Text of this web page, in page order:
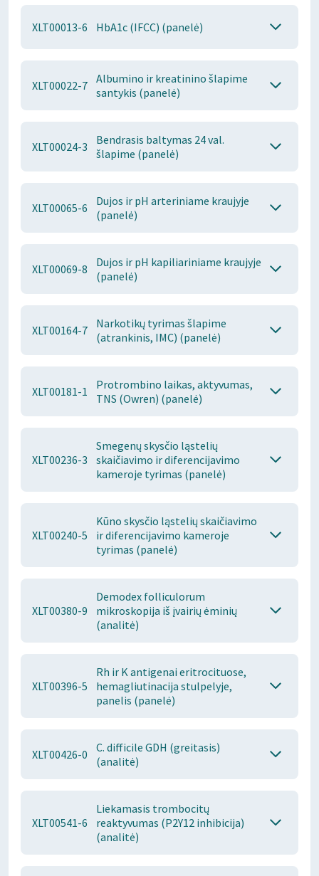
XLT00013-6 HbA1c (IFCC) (panelė)
XLT00022-7 Albumino ir kreatinino šlapime
santykis (panelė)
XLT00024-3
Bendrasis baltymas 24 val.
šlapime (panelė)
XLT00065-6
Dujos ir pH arteriniame kraujyje
(panelė)
XLT00069-8
Dujos ir pH kapiliariniame kraujyje
(panelė)
XLT00164-7
Narkotikų tyrimas šlapime
(atrankinis, IMC) (panelė)
XLT00181-1
Protrombino laikas, aktyvumas,
TNS (Owren) (panelė)
XLT00236-3
Smegenų skysčio ląstelių
skaičiavimo ir diferencijavimo
kameroje tyrimas (panelė)
XLT00240-5
Kūno skysčio ląstelių skaičiavimo
ir diferencijavimo kameroje
tyrimas (panelė)
XLT00380-9
Demodex folliculorum
mikroskopija iš įvairių ėminių
(analitė)
XLT00396-5
Rh ir K antigenai eritrocituose,
hemagliutinacija stulpelyje,
panelis (panelė)
XLT00426-0
C. difficile GDH (greitasis)
(analitė)
XLT00541-6
Liekamasis trombocitų
reaktyvumas (P2Y12 inhibicija)
(analitė)